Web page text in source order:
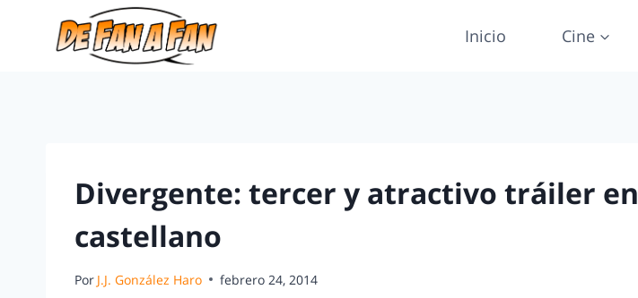
Inicio Cine
Divergente: tercer y atractivo tráiler en
castellano
Por J.J. González Haro febrero 24, 2014